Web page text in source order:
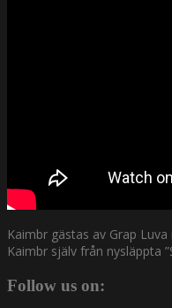
Kaimbr gästas av Grap
Kaimbr själv från nysläppta
Follow us on: